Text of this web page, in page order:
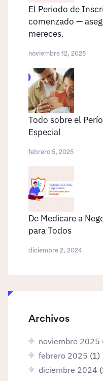
El Periodo de
comenzado —
mereces.
noviembre 12, 2025
Todo sobre el
Especial
febrero 5, 2025
De Medicare a
para Todos
diciembre 2, 2024
Archivos
noviembre 2025
febrero 2025 (1)
diciembre 2024